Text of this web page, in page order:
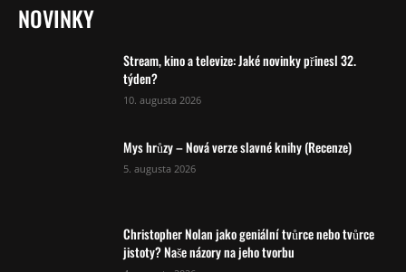
NOVINKY
Stream, kino a televize: Jaké novinky přinesl 32.
týden?
10. augusta 2026
Mys hrůzy – Nová verze slavné knihy (Recenze)
5. augusta 2026
Christopher Nolan jako geniální tvůrce nebo tvůrce
jistoty? Naše názory na jeho tvorbu